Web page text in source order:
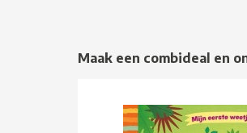
Maak een combideal en